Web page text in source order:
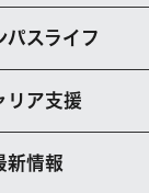
パスライフ
リア支援
新情報